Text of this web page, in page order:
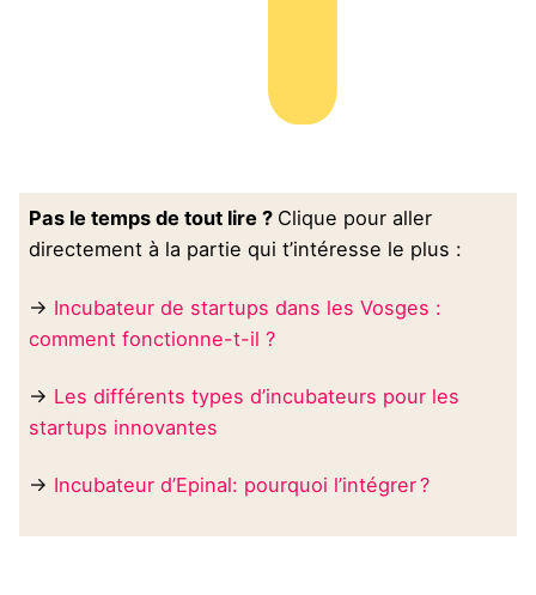
Pas le temps de tout lire ? Clique pour aller
directement à la partie qui t’intéresse le plus :
→ Incubateur de startups dans les Vosges :
comment fonctionne-t-il ?
→ Les différents types d’incubateurs pour les
startups innovantes
→ Incubateur d’Epinal: pourquoi l’intégrer ?